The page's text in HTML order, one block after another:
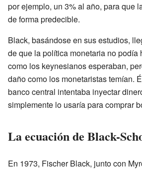
por ejemplo, un 3% al año, para que
de forma predecible.
Black, basándose en sus estudios,
de que la política monetaria no podía
como los keynesianos esperaban,
daño como los monetaristas temían.
banco central intentaba inyectar
simplemente lo usaría para comprar
La ecuación de Black-
En 1973, Fischer Black, junto con